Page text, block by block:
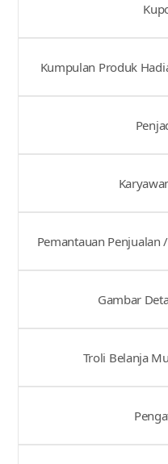
Kumpulan Produk
Pemantauan
Gambar
Troli Belanja